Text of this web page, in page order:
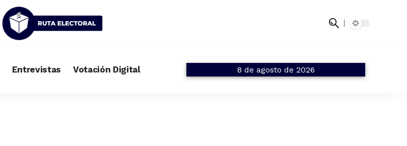
Entrevistas Votación Digital 8 de agosto de 2026